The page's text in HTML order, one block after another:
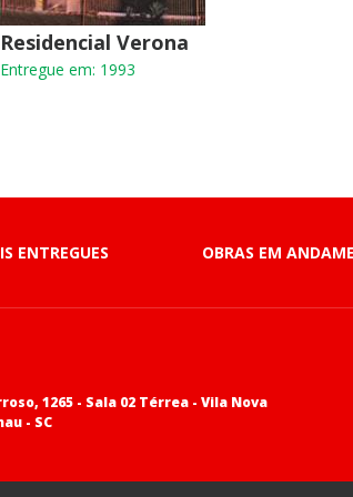
Residencial Verona
Entregue em: 1993
ENTREGUES OBRAS EM
1265 - Sala 02 Térrea - Vila Nova
- SC